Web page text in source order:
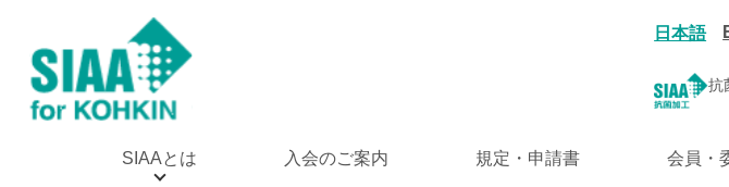
日本語
抗
SIAAとは 入会のご案内 規定・申請書 会員・